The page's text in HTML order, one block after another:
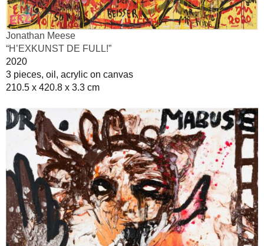
Jonathan Meese
“H’EXKUNST DE FULL!”
2020
3 pieces, oil, acrylic on canvas
210.5 x 420.8 x 3.3 cm